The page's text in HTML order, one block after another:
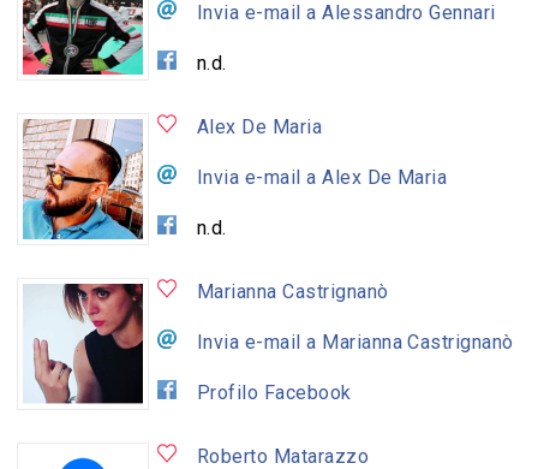
Invia e-mail a Alessandro Gennari
n.d.
Alex De Maria
Invia e-mail a Alex De Maria
n.d.
Marianna Castrignanò
Invia e-mail a Marianna Castrignanò
Profilo Facebook
Roberto Matarazzo